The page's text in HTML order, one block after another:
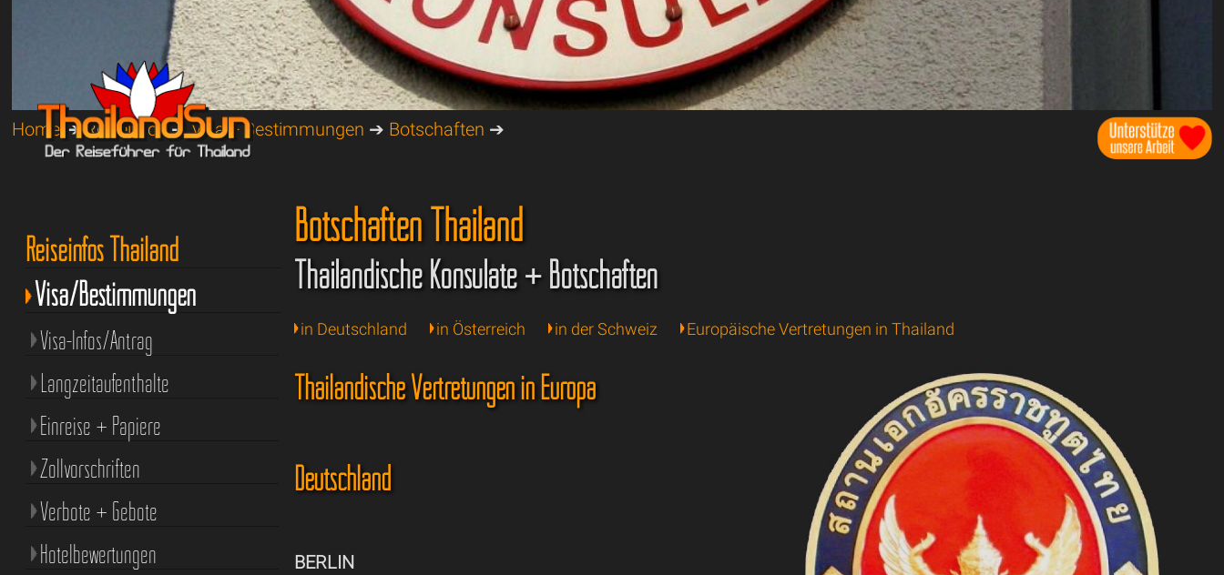
Home➔Reiseinfos➔Visa + Bestimmungen ➔ Botschaften ➔
Botschaften Thailand
Thailändische Konsulate + Botschaften
in Deutschland in Österreich in der Schweiz Europäische Vertretungen in Thailand
Thailändische Vertretungen in Europa
Deutschland
BERLIN
Reiseinfos Thailand
Visa/Bestimmungen
Visa-Infos/Antrag
Langzeitaufenthalte
Einreise + Papiere
Zollvorschriften
Verbote + Gebote
Hotelbewertungen